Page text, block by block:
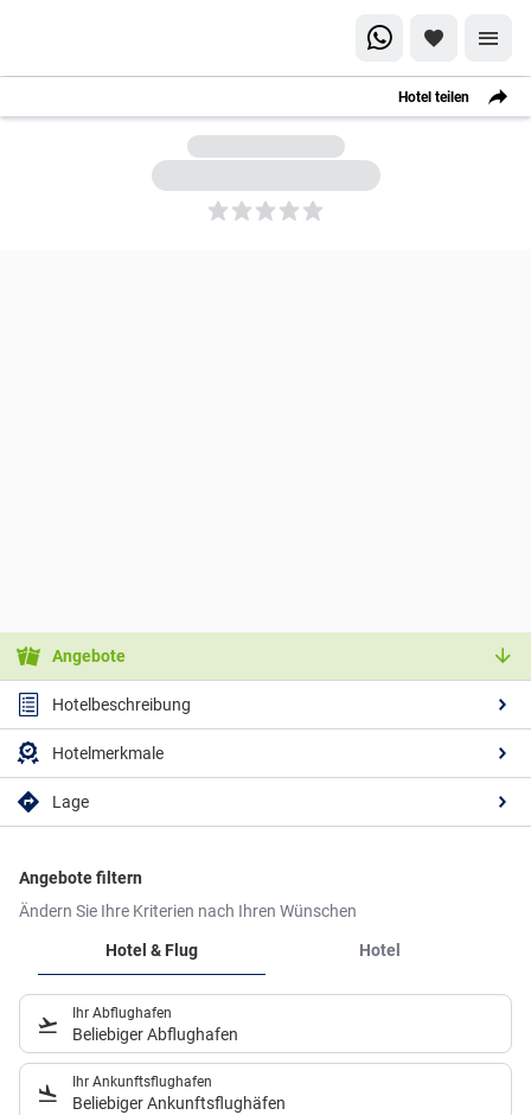
Hotel teilen
5
Angebote
Hotelbeschreibung
Hotelmerkmale
Lage
Angebote filtern
Ändern Sie Ihre Kriterien nach Ihren Wünschen
Hotel & Flug
Hotel
Ihr Abflughafen
Beliebiger Abflughafen
Ihr Ankunftsflughafen
Beliebiger Ankunftsflughäfen